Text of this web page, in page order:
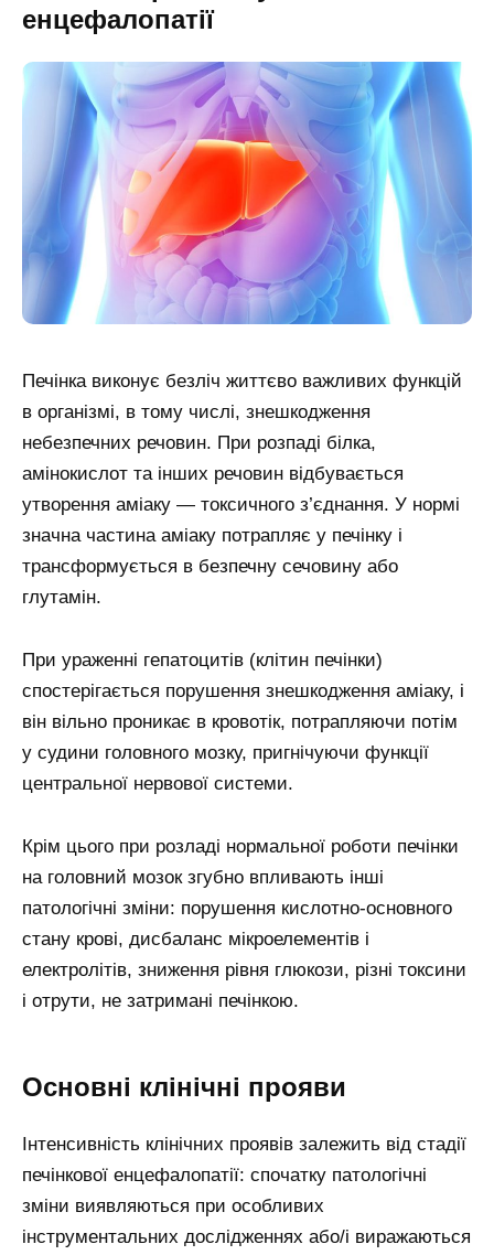
енцефалопатії
Печінка виконує безліч життєво важливих функцій
в організмі, в тому числі, знешкодження
небезпечних речовин. При розпаді білка,
амінокислот та інших речовин відбувається
утворення аміаку — токсичного з’єднання. У нормі
значна частина аміаку потрапляє у печінку і
трансформується в безпечну сечовину або
глутамін.
При ураженні гепатоцитів (клітин печінки)
спостерігається порушення знешкодження аміаку, і
він вільно проникає в кровотік, потрапляючи потім
у судини головного мозку, пригнічуючи функції
центральної нервової системи.
Крім цього при розладі нормальної роботи печінки
на головний мозок згубно впливають інші
патологічні зміни: порушення кислотно-основного
стану крові, дисбаланс мікроелементів і
електролітів, зниження рівня глюкози, різні токсини
і отрути, не затримані печінкою.
Основні клінічні прояви
Інтенсивність клінічних проявів залежить від стадії
печінкової енцефалопатії: спочатку патологічні
зміни виявляються при особливих
інструментальних дослідженнях або/і виражаються